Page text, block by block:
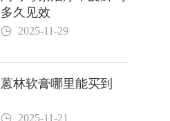
多久见效
2025-11-29
蒽林软膏哪里能买到
2025-11-21